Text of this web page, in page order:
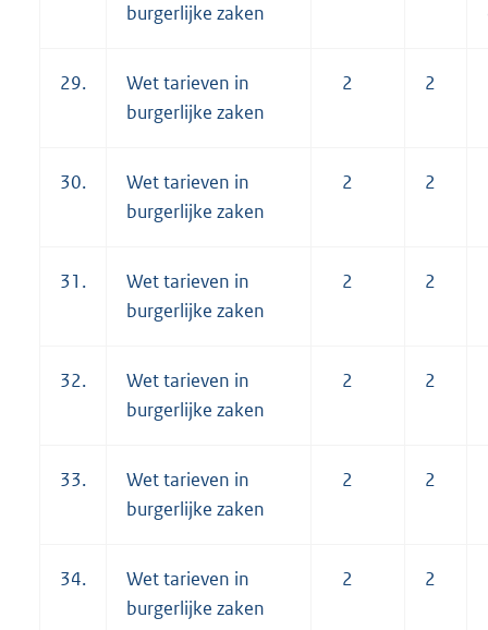
burgerlijke zaken
29.
Wet tarieven in
burgerlijke zaken
2 2
30.
Wet tarieven in
burgerlijke zaken
2 2
31.
Wet tarieven in
burgerlijke zaken
2 2
32.
Wet tarieven in
burgerlijke zaken
2 2
33.
Wet tarieven in
burgerlijke zaken
2 2
34.
Wet tarieven in
burgerlijke zaken
2 2